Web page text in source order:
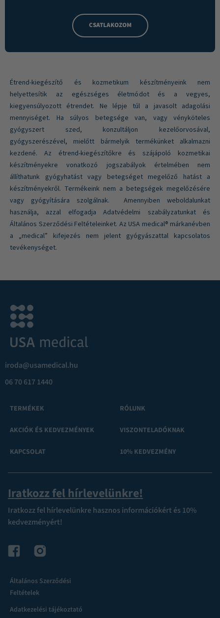
CSATLAKOZOM
Étrend-kiegészítő és kozmetikum készítményeink nem
helyettesítik az egészséges életmódot és a vegyes,
kiegyensúlyozott étrendet. Ne lépje túl a javasolt adagolási
mennyiséget. Ha súlyos betegsége van, vagy vényköteles
gyógyszert szed, konzultáljon kezelőorvosával,
gyógyszerészével, mielőtt bármelyik termékünket alkalmazni
kezdené. Az étrend-kiegészítőkre és szájápoló kozmetikai
készítményekre vonatkozó jogszabályok értelmében nem
állíthatunk gyógyhatást vagy betegséget megelőző hatást a
készítményekről. Termékeink nem a betegségek megelőzésére
vagy gyógyítására szolgálnak. Amennyiben weboldalunkat
használja, azzal elfogadja Adatvédelmi szabályzatunkat és
Általános Szerződési Feltételeinket. Az USA medical® márkanévben
a „medical” kifejezés nem jelent gyógyászattal kapcsolatos
tevékenységet.
iroda@usamedical.hu
06 70 617 1440
TERMÉKEK
AKCIÓK ÉS KEDVEZMÉNYEK
KAPCSOLAT
RÓLUNK
VISZONTELADÓKNAK
10% KEDVEZMÉNY
Iratkozz fel hírlevelünkre!
Iratkozz fel hírlevelünkre hasznos információkért és 10%
kedvezményért!
Általános Szerződési
Feltételek
Adatkezelési tájékoztató